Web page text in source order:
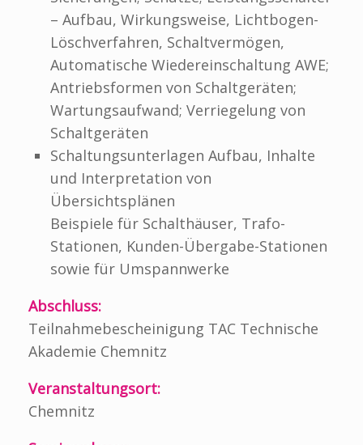
– Aufbau, Wirkungsweise, Lichtbogen-
Löschverfahren, Schaltvermögen,
Automatische Wiedereinschaltung AWE;
Antriebsformen von Schaltgeräten;
Wartungsaufwand; Verriegelung von
Schaltgeräten
Schaltungsunterlagen Aufbau, Inhalte
und Interpretation von
Übersichtsplänen
Beispiele für Schalthäuser, Trafo-
Stationen, Kunden-Übergabe-Stationen
sowie für Umspannwerke
Abschluss:
Teilnahmebescheinigung TAC Technische
Akademie Chemnitz
Veranstaltungsort:
Chemnitz